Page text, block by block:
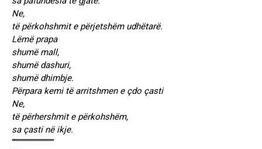
Ne,
të përkohshmit e përjetshëm udhëtarë.
Lëmë prapa
shumë mall,
shumë dashuri,
shumë dhimbje.
Përpara kemi të arritshmen e çdo çasti
Ne,
të përhershmit e përkohshëm,
sa çasti në ikje.
“”””””””””””””””””